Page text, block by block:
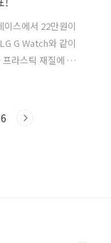
스에서 22만원이
G Watch와 같이
라스틱 재질에 카
되었네요^^ 좌표